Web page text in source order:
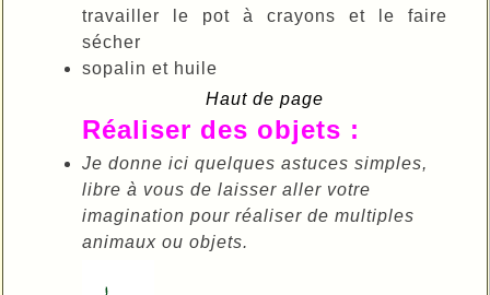
travailler le pot à crayons et le faire
sécher
sopalin et huile
Haut de page
Réaliser des objets :
Je donne ici quelques astuces simples,
libre à vous de laisser aller votre
imagination pour réaliser de multiples
animaux ou objets.